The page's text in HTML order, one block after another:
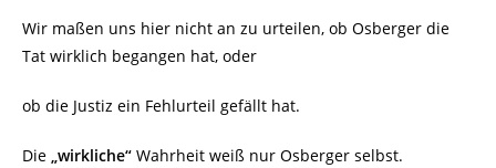
Wir maßen uns hier nicht an zu urteilen, ob Osberger die
Tat wirklich begangen hat, oder
ob die Justiz ein Fehlurteil gefällt hat.
Die „wirkliche“ Wahrheit weiß nur Osberger selbst.